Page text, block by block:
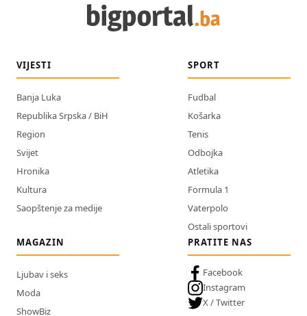
VIJESTI
Banja Luka
Republika Srpska / BiH
Region
Svijet
Hronika
Kultura
Saopštenje za medije
SPORT
Fudbal
Košarka
Tenis
Odbojka
Atletika
Formula 1
Vaterpolo
Ostali sportovi
MAGAZIN
Ljubav i seks
Moda
ShowBiz
PRATITE NAS
Facebook
Instagram
X / Twitter